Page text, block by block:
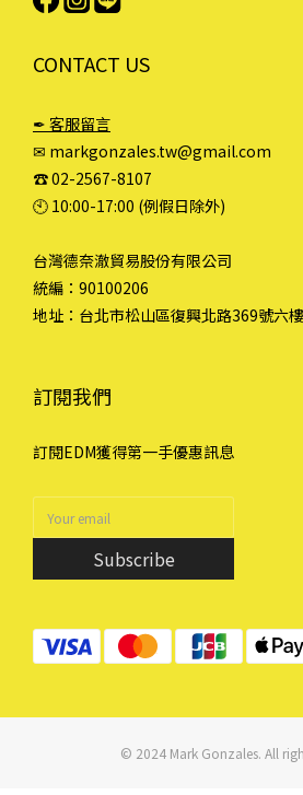
CONTACT US
✒ 客服留言
✉ markgonzales.tw@gmail.com
☎︎ 02-2567-8107
🕙︎ 10:00-17:00 (例假日除外)
台灣德奈澈貿易股份有限公司
統編：90100206
地址：台北市松山區復興北路369號六樓
訂閱我們
訂閱EDM獲得第一手優惠訊息
Subscribe
© 2024 Mark Gonzales. All